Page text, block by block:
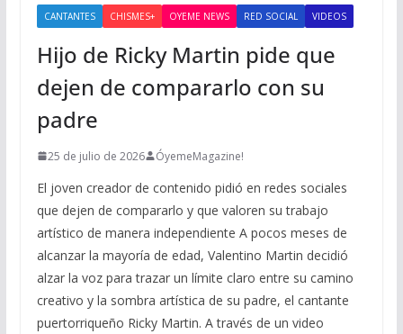
CANTANTES CHISMES+ OYEME NEWS RED SOCIAL VIDEOS
Hijo de Ricky Martin pide que
dejen de compararlo con su
padre
25 de julio de 2026 ÓyemeMagazine!
El joven creador de contenido pidió en redes sociales
que dejen de compararlo y que valoren su trabajo
artístico de manera independiente A pocos meses de
alcanzar la mayoría de edad, Valentino Martin decidió
alzar la voz para trazar un límite claro entre su camino
creativo y la sombra artística de su padre, el cantante
puertorriqueño Ricky Martin. A través de un video